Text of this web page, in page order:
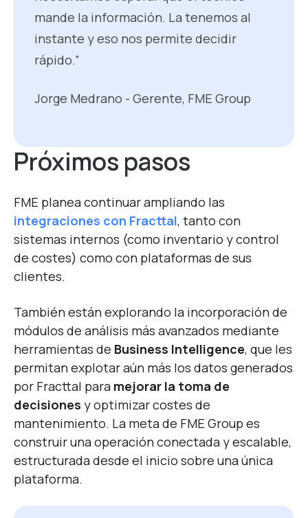
mande la información. La tenemos al
instante y eso nos permite decidir
rápido.”
Jorge Medrano - Gerente, FME Group
Próximos pasos
FME planea continuar ampliando las
integraciones con Fracttal, tanto con
sistemas internos (como inventario y control
de costes) como con plataformas de sus
clientes.
También están explorando la incorporación de
módulos de análisis más avanzados mediante
herramientas de Business Intelligence, que les
permitan explotar aún más los datos generados
por Fracttal para mejorar la toma de
decisiones y optimizar costes de
mantenimiento. La meta de FME Group es
construir una operación conectada y escalable,
estructurada desde el inicio sobre una única
plataforma.